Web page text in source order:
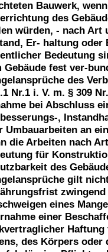
Bauwerk,
des
würden, - nach
Er- haltung oder
Bedeutung
Gebäude fest ver-
des
Nr.1 i. V. m. § 309
bei Abschluss
,
Umbauarbeiten an
die Arbeiten nach
für
des
gilt
eines
einer
Haftung
des Körpers